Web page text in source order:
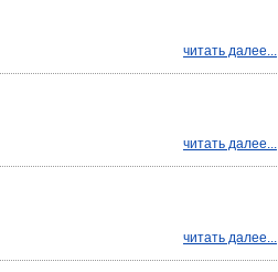
читать далее...
читать далее...
читать далее...